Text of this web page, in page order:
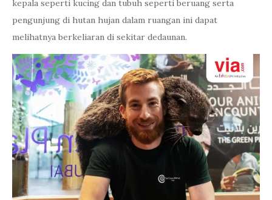
kepala seperti kucing dan tubuh seperti beruang serta
pengunjung di hutan hujan dalam ruangan ini dapat
melihatnya berkeliaran di sekitar dedaunan.